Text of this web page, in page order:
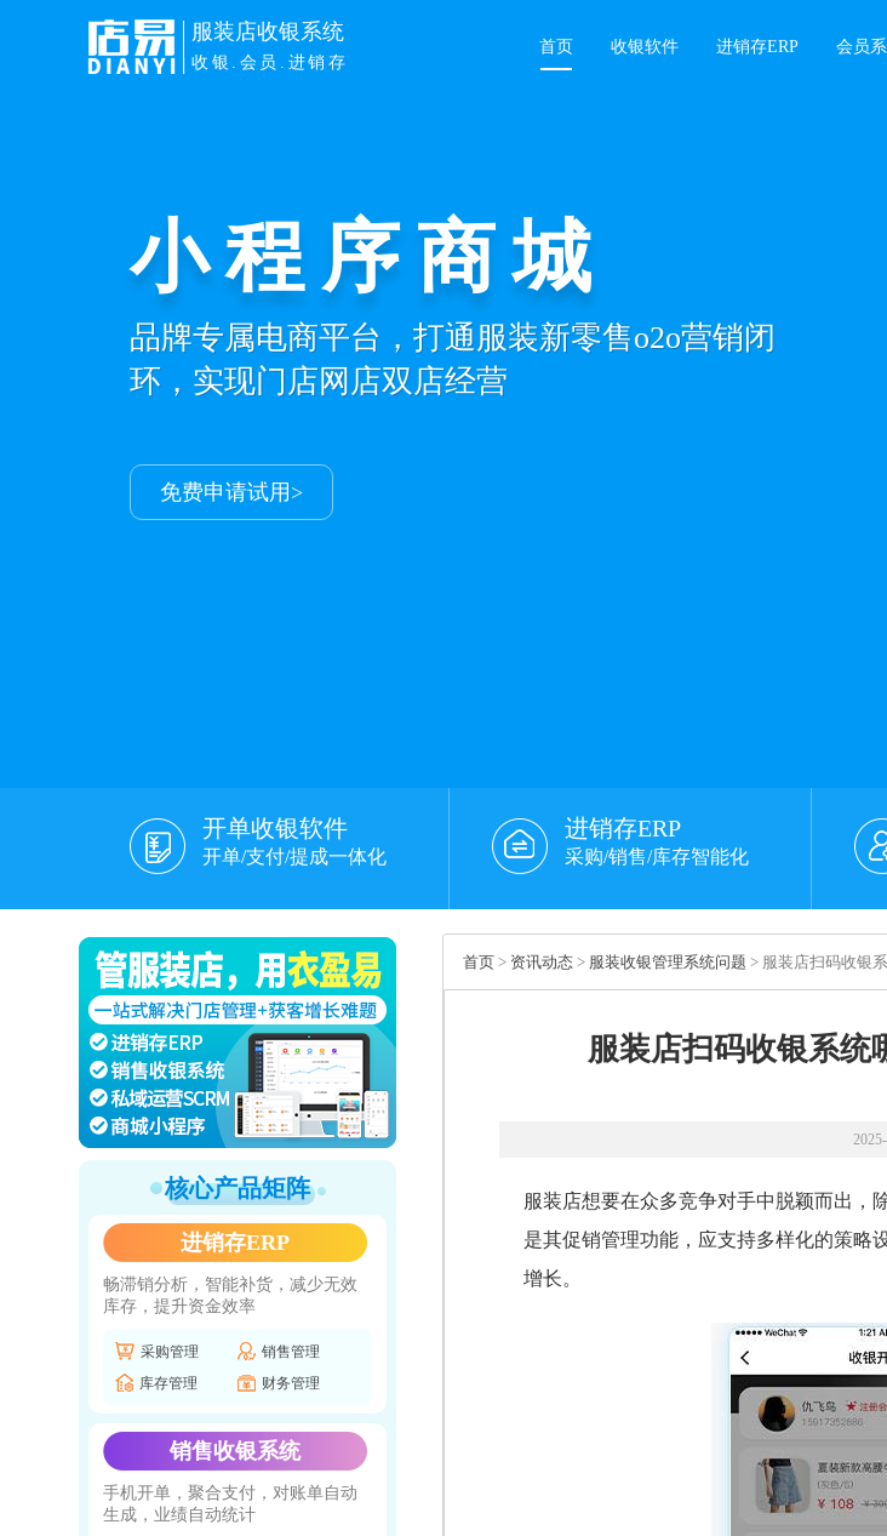
服装店收银系统
收银.会员.进销存
首页 收银软件 进销存ERP 会员
服装鞋帽行业
智慧门店系统
解决门店进销存+会员+收银+业绩增长难题，
申请免费试用>
小程序商城
品牌专属电商平台，打通服装新零售o2o营销闭
环，实现门店网店双店经营
免费申请试用>
开单收银软件
开单/支付/提成一体化
进销存ERP
采购/销售/库存智能化
核心产品矩阵
进销存ERP
畅滞销分析，智能补货，减少无效
库存，提升资金效率
采购管理
销售管理
库存管理
财务管理
销售收银系统
手机开单，聚合支付，对账单自动
生成，业绩自动统计
首页 > 资讯动态 > 服装收银管理系统问题 > 服装店扫码收银
服装店扫码收银系统
服装店想要在众多竞争对手中脱颖而出，
是其促销管理功能，应支持多样化的策略
增长。